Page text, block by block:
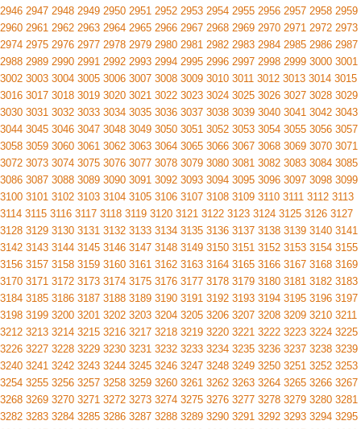
2946 2947 2948 2949 2950 2951 2952 2953 2954 2955 2956 2957 2958 2959
2960 2961 2962 2963 2964 2965 2966 2967 2968 2969 2970 2971 2972 2973
2974 2975 2976 2977 2978 2979 2980 2981 2982 2983 2984 2985 2986 2987
2988 2989 2990 2991 2992 2993 2994 2995 2996 2997 2998 2999 3000 3001
3002 3003 3004 3005 3006 3007 3008 3009 3010 3011 3012 3013 3014 3015
3016 3017 3018 3019 3020 3021 3022 3023 3024 3025 3026 3027 3028 3029
3030 3031 3032 3033 3034 3035 3036 3037 3038 3039 3040 3041 3042 3043
3044 3045 3046 3047 3048 3049 3050 3051 3052 3053 3054 3055 3056 3057
3058 3059 3060 3061 3062 3063 3064 3065 3066 3067 3068 3069 3070 3071
3072 3073 3074 3075 3076 3077 3078 3079 3080 3081 3082 3083 3084 3085
3086 3087 3088 3089 3090 3091 3092 3093 3094 3095 3096 3097 3098 3099
3100 3101 3102 3103 3104 3105 3106 3107 3108 3109 3110 3111 3112 3113
3114 3115 3116 3117 3118 3119 3120 3121 3122 3123 3124 3125 3126 3127
3128 3129 3130 3131 3132 3133 3134 3135 3136 3137 3138 3139 3140 3141
3142 3143 3144 3145 3146 3147 3148 3149 3150 3151 3152 3153 3154 3155
3156 3157 3158 3159 3160 3161 3162 3163 3164 3165 3166 3167 3168 3169
3170 3171 3172 3173 3174 3175 3176 3177 3178 3179 3180 3181 3182 3183
3184 3185 3186 3187 3188 3189 3190 3191 3192 3193 3194 3195 3196 3197
3198 3199 3200 3201 3202 3203 3204 3205 3206 3207 3208 3209 3210 3211
3212 3213 3214 3215 3216 3217 3218 3219 3220 3221 3222 3223 3224 3225
3226 3227 3228 3229 3230 3231 3232 3233 3234 3235 3236 3237 3238 3239
3240 3241 3242 3243 3244 3245 3246 3247 3248 3249 3250 3251 3252 3253
3254 3255 3256 3257 3258 3259 3260 3261 3262 3263 3264 3265 3266 3267
3268 3269 3270 3271 3272 3273 3274 3275 3276 3277 3278 3279 3280 3281
3282 3283 3284 3285 3286 3287 3288 3289 3290 3291 3292 3293 3294 3295